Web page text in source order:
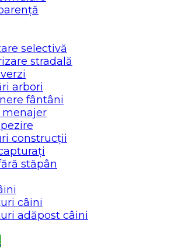
selectivă
stradală
arbori
fântâni
menajer
construcții
stăpân
câini
adăpost câini